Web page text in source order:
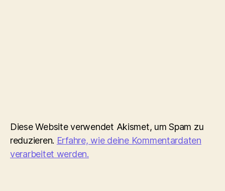
Diese Website verwendet Akismet, um Spam zu
reduzieren. Erfahre, wie deine Kommentardaten
verarbeitet werden.